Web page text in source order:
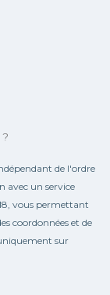
de l'ordre
avec un service
vous permettant
coordonnées et de
sur